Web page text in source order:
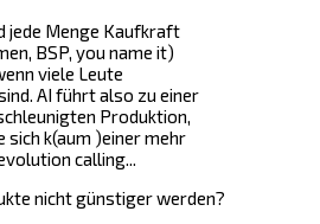
jede Menge Kaufkraft
BSP, you name it)
viele Leute
AI führt also zu einer
Produktion,
sich k(aum )einer mehr
calling...
nicht günstiger werden?